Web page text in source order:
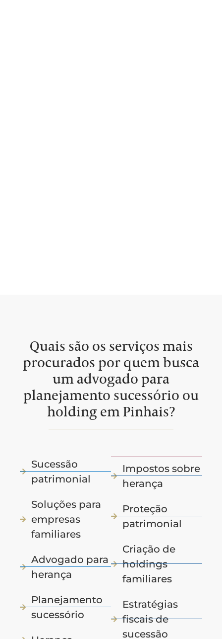
Quais são os serviços mais
procurados por quem busca
um advogado para
planejamento sucessório ou
holding em Pinhais?
Sucessão
patrimonial
Soluções para
empresas
familiares
Advogado para
herança
Planejamento
sucessório
Impostos sobre
herança
Proteção
patrimonial
Criação de
holdings
familiares
Estratégias
fiscais de
sucessão